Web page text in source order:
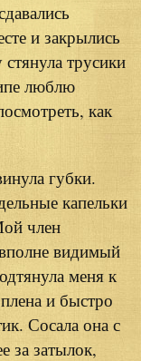
и закрылись
трусики
люблю
как
губки.
капельки
член
видимый
меня к
и быстро
Сосала она с
за затылок,